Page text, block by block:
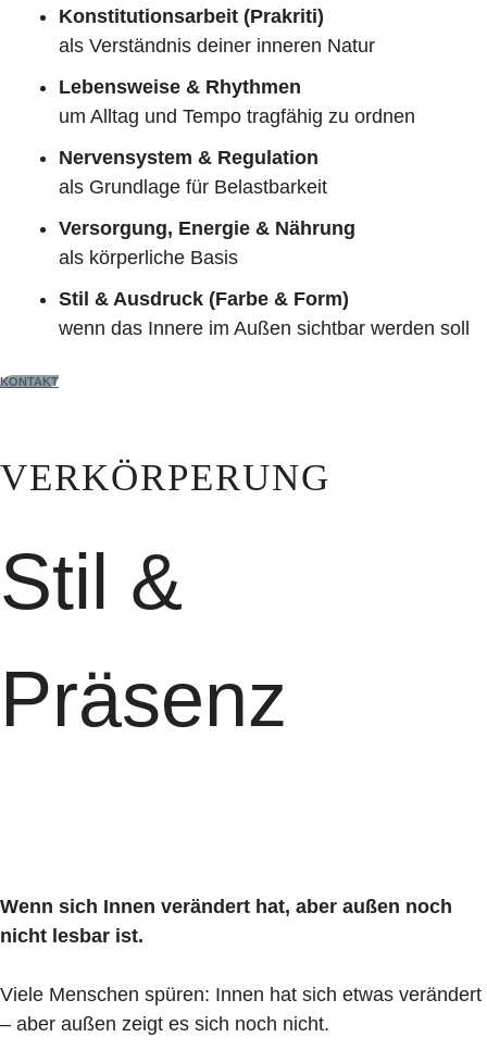
Konstitutionsarbeit (Prakriti)
als Verständnis deiner inneren Natur
Lebensweise & Rhythmen
um Alltag und Tempo tragfähig zu ordnen
Nervensystem & Regulation
als Grundlage für Belastbarkeit
Versorgung, Energie & Nährung
als körperliche Basis
Stil & Ausdruck (Farbe & Form)
wenn das Innere im Außen sichtbar werden soll
KONTAKT
VERKÖRPERUNG
Stil &
Präsenz
Wenn sich Innen verändert hat, aber außen noch
nicht lesbar ist.
Viele Menschen spüren: Innen hat sich etwas verändert
– aber außen zeigt es sich noch nicht.